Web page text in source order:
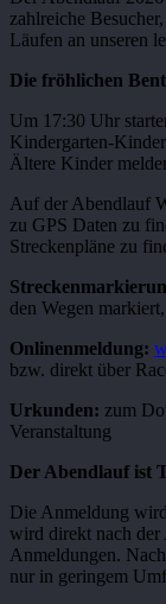
zahlreiche
Läufen an unseren
Die fröhlichen
Um 17:30 Uhr
Kindergarten-
Ältere Kinder
Auf der Abendlauf
zu GPS Daten zu
Streckenpläne zu
den Wegen
Onlinenmeldung:
bzw. direkt über
Urkunden: zum
Veranstaltung
Der Abendlauf ist
Die Anmeldung
wird direkt nach
Anmeldungen.
nur in geringem